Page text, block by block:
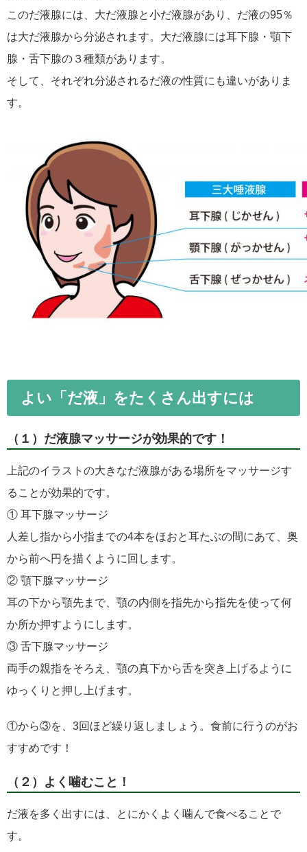
このだ液腺には、大だ液腺と小だ液腺があり、だ液の95％
は大だ液腺から分泌されます。大だ液腺には耳下腺・顎下
腺・舌下腺の３種類があります。
そして、それぞれ分泌されるだ液の性質にも違いがありま
す。
よい「だ液」をたくさん出すには
（１）だ液腺マッサージが効果的です！
上記のイラストの大きなだ液腺がある場所をマッサージす
ることが効果的です。
① 耳下腺マッサージ
人差し指から小指までの4本をほおと耳たぶの間にあて、奥
から前へ円を描くように回します。
② 顎下腺マッサージ
耳の下から顎先まで、顎の内側を指先から指先を使って何
か所か押すようにします。
③ 舌下腺マッサージ
両手の親指をそろえ、顎の真下から舌を突き上げるように
ゆっくりと押し上げます。
①から③を、3回ほど繰り返しましょう。食前に行うのがお
すすめです！
（２）よく噛むこと！
だ液を多く出すには、とにかくよく噛んで食べることで
す。